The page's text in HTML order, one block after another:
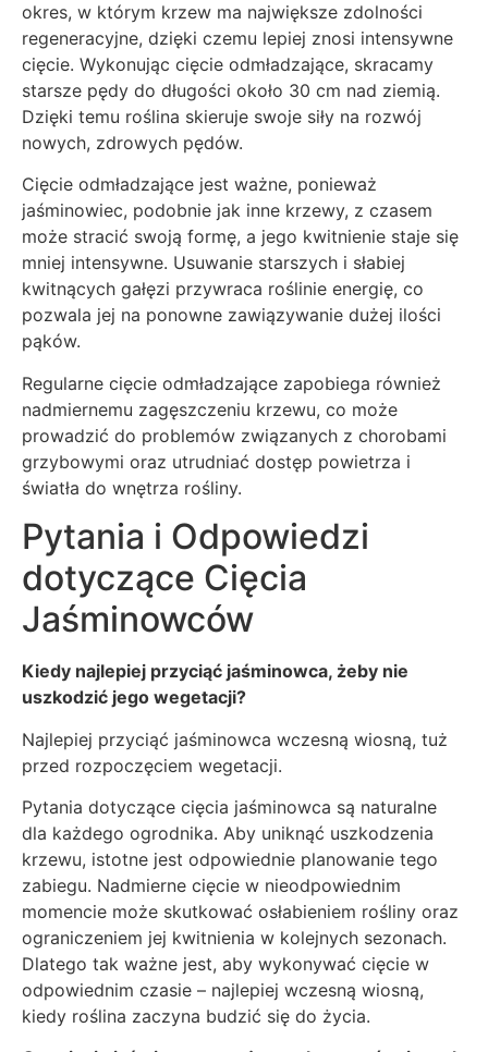
okres, w którym krzew ma największe zdolności
regeneracyjne, dzięki czemu lepiej znosi intensywne
cięcie. Wykonując cięcie odmładzające, skracamy
starsze pędy do długości około 30 cm nad ziemią.
Dzięki temu roślina skieruje swoje siły na rozwój
nowych, zdrowych pędów.
Cięcie odmładzające jest ważne, ponieważ
jaśminowiec, podobnie jak inne krzewy, z czasem
może stracić swoją formę, a jego kwitnienie staje się
mniej intensywne. Usuwanie starszych i słabiej
kwitnących gałęzi przywraca roślinie energię, co
pozwala jej na ponowne zawiązywanie dużej ilości
pąków.
Regularne cięcie odmładzające zapobiega również
nadmiernemu zagęszczeniu krzewu, co może
prowadzić do problemów związanych z chorobami
grzybowymi oraz utrudniać dostęp powietrza i
światła do wnętrza rośliny.
Pytania i Odpowiedzi
dotyczące Cięcia
Jaśminowców
Kiedy najlepiej przyciąć jaśminowca, żeby nie
uszkodzić jego wegetacji?
Najlepiej przyciąć jaśminowca wczesną wiosną, tuż
przed rozpoczęciem wegetacji.
Pytania dotyczące cięcia jaśminowca są naturalne
dla każdego ogrodnika. Aby uniknąć uszkodzenia
krzewu, istotne jest odpowiednie planowanie tego
zabiegu. Nadmierne cięcie w nieodpowiednim
momencie może skutkować osłabieniem rośliny oraz
ograniczeniem jej kwitnienia w kolejnych sezonach.
Dlatego tak ważne jest, aby wykonywać cięcie w
odpowiednim czasie – najlepiej wczesną wiosną,
kiedy roślina zaczyna budzić się do życia.